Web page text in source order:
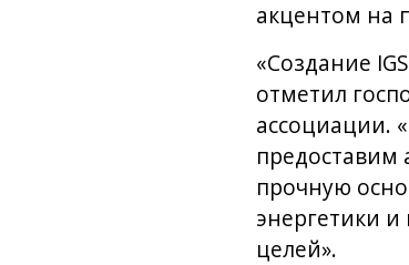
акцентом на
«Создание
отметил
ассоциации.
прочную
энергетики
целей».